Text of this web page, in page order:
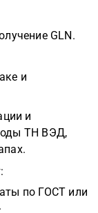
GLN.
и
и
ТН ВЭД,
по ГОСТ или